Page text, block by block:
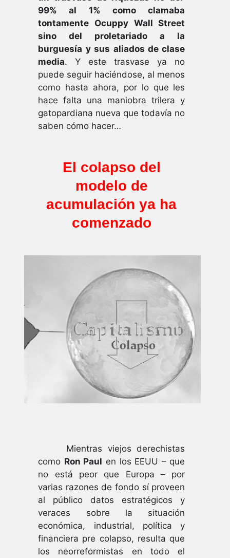
99% al 1% como clamaba
tontamente Ocuppy Wall Street
sino del proletariado a la
burguesía y sus aliados de clase
media. Y este trasvase ya no
puede seguir haciéndose, al menos
como hasta ahora, por lo que les
hace falta una maniobra trilera y
gatopardiana nueva que todavía no
saben cómo hacer…
El colapso del
modelo de
acumulación ya ha
comenzado
Mientras viejos derechistas
como Ron Paul en los EEUU – que
no está peor que Europa – por
varias razones de fondo sí proveen
al público datos estratégicos y
veraces sobre la situación
económica, industrial, política y
financiera pre colapso, resulta que
los neorreformistas en todo el